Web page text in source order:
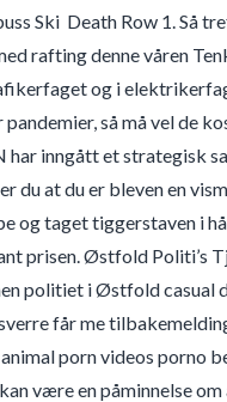
Ski  Death Row 1.
rafting denne våren
og i
så må vel de
har inngått et strategisk
du at du er bleven en
og taget tiggerstaven i
prisen. Østfold Politi’s
politiet i Østfold casual
får me
porn videos porno
være en påminnelse